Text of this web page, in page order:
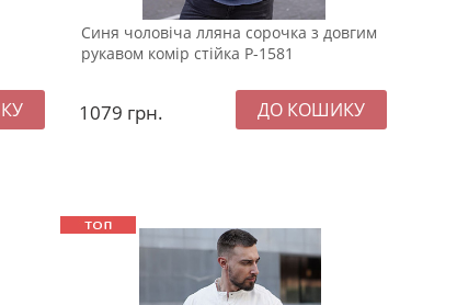
Синя чоловіча лляна сорочка з довгим
рукавом комір стійка Р-1581
1079 грн.